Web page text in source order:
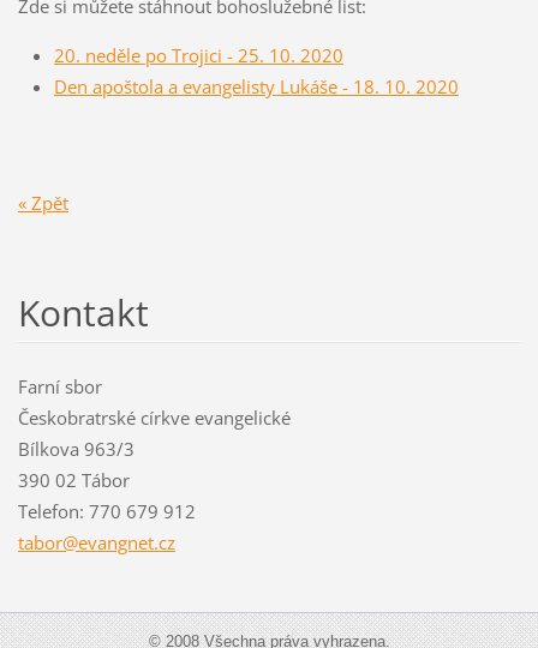
Zde si můžete stáhnout bohoslužebné list:
20. neděle po Trojici - 25. 10. 2020
Den apoštola a evangelisty Lukáše - 18. 10. 2020
« Zpět
Kontakt
Farní sbor
Českobratrské církve evangelické
Bílkova 963/3
390 02 Tábor
Telefon: 770 679 912
tabor@evangnet.cz
© 2008 Všechna práva vyhrazena.